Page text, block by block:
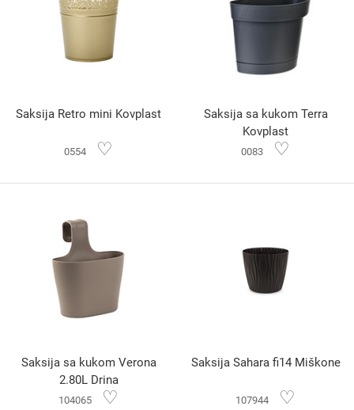
Saksija Retro mini Kovplast
0554 ♡
Saksija sa kukom Terra
Kovplast
0083 ♡
Saksija sa kukom Verona
2.80L Drina
104065 ♡
Saksija Sahara fi14 Miškone
107944 ♡